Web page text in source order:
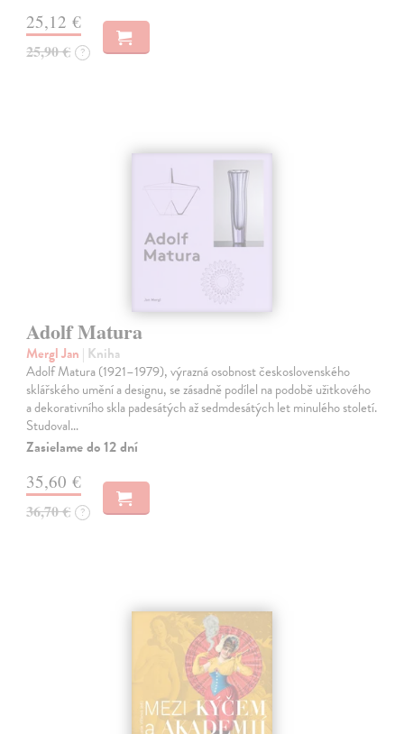
25,12 €
25,90 € ?
Adolf Matura
Mergl Jan | Kniha
Adolf Matura (1921–1979), výrazná osobnost československého
sklářského umění a designu, se zásadně podílel na podobě užitkového
a dekorativního skla padesátých až sedmdesátých let minulého století.
Studoval…
Zasielame do 12 dní
35,60 €
36,70 € ?